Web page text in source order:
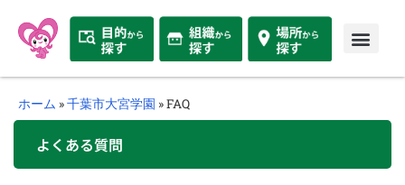
ホーム »千葉市大宮学園 »FAQ
よくある質問